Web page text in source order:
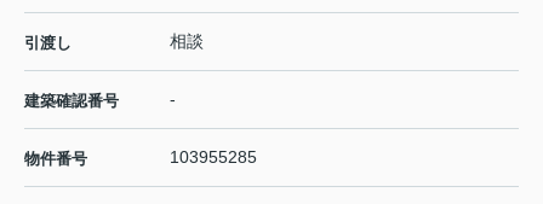
引渡し 相談
建築確認番号 -
物件番号 103955285